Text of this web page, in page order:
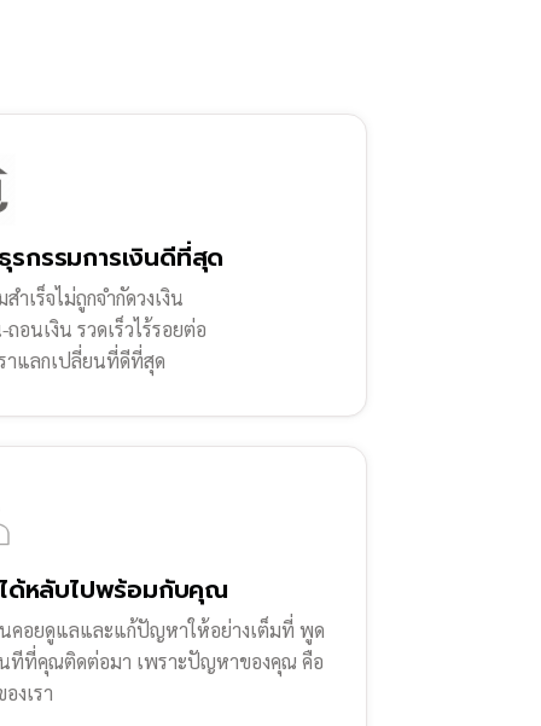
กรรมการเงินดีที่สุด
ำเร็จไม่ถูกจำกัดวงเงิน
ถอนเงิน รวดเร็วไร้รอยต่อ
าแลกเปลี่ยนที่ดีที่สุด
ได้หลับไปพร้อมกับคุณ
คอยดูแลและแก้ปัญหาให้อย่างเต็มที่ พูด
ทีที่คุณติดต่อมา เพราะปัญหาของคุณ คือ
งเรา